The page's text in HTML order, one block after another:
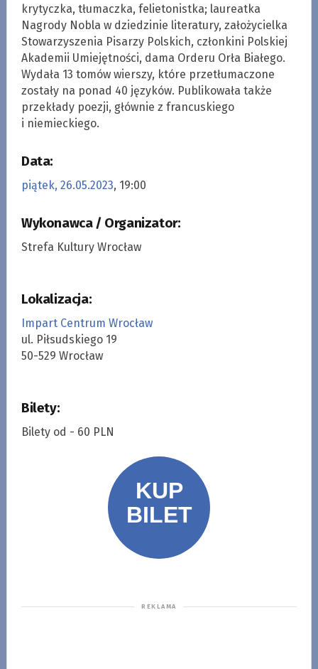
krytyczka, tłumaczka, felietonistka; laureatka
Nagrody Nobla w dziedzinie literatury, założycielka
Stowarzyszenia Pisarzy Polskich, członkini Polskiej
Akademii Umiejętności, dama Orderu Orła Białego.
Wydała 13 tomów wierszy, które przetłumaczone
zostały na ponad 40 języków. Publikowała także
przekłady poezji, głównie z francuskiego
i niemieckiego.
Data:
piątek, 26.05.2023, 19:00
Wykonawca / Organizator:
Strefa Kultury Wrocław
Lokalizacja:
Impart Centrum Wrocław
ul. Piłsudskiego 19
50-529 Wrocław
Bilety:
Bilety od - 60 PLN